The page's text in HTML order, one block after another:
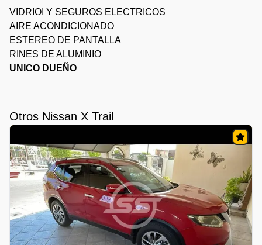
VIDRIOI Y SEGUROS ELECTRICOS
AIRE ACONDICIONADO
ESTEREO DE PANTALLA
RINES DE ALUMINIO
UNICO DUEÑO
Otros Nissan X Trail